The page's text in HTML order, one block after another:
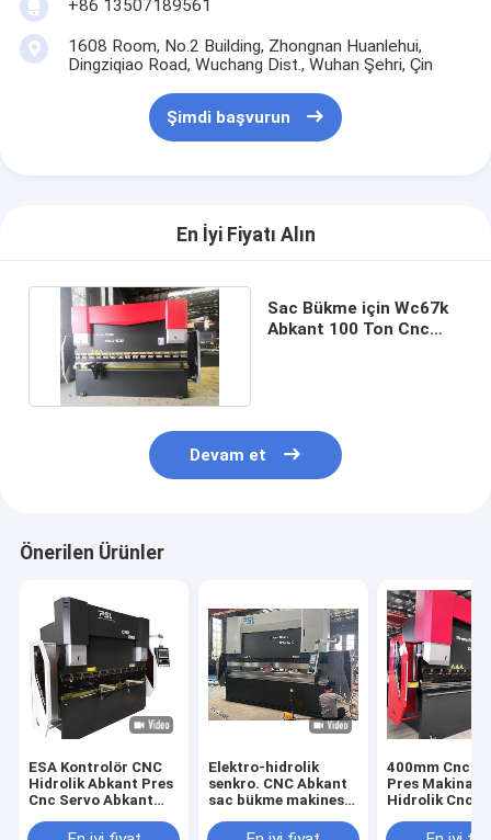
+86 13507189561
1608 Room, No.2 Building, Zhongnan Huanlehui,
Dingziqiao Road, Wuchang Dist., Wuhan Şehri, Çin
Şimdi başvurun
En İyi Fiyatı Alın
Sac Bükme için Wc67k
Abkant 100 Ton Cnc
Devam et
Önerilen Ürünler
ESA Kontrolör CNC
Hidrolik Abkant Pres
Cnc Servo Abkant
Elektro-hidrolik
senkro. CNC Abkant
sac bükme makinesi
400mm Cnc
Pres Makinası
Hidrolik Cnc